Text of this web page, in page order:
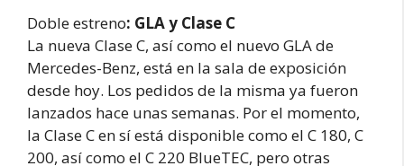
Doble estreno: GLA y Clase C
La nueva Clase C, así como el nuevo GLA de
Mercedes-Benz, está en la sala de exposición
desde hoy. Los pedidos de la misma ya fueron
lanzados hace unas semanas. Por el momento,
la Clase C en sí está disponible como el C 180, C
200, así como el C 220 BlueTEC, pero otras